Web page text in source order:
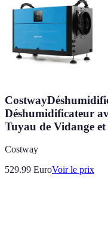
Déshumidificateur
Tuyau de Vidange
Costway
529.99 EuroVoir le prix